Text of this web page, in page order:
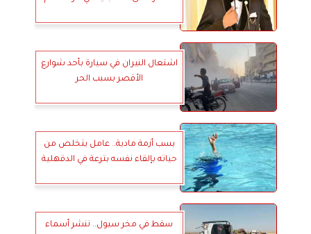
اشتعال النيران في سيارة بأحد شوارع
الأقصر بسبب الحر
بسب أزمة مادية.. عامل يتخلص من
حياته بإلقاء نفسه بترعة في الدقهلية
سقط في مخر سيول.. ننشر أسماء